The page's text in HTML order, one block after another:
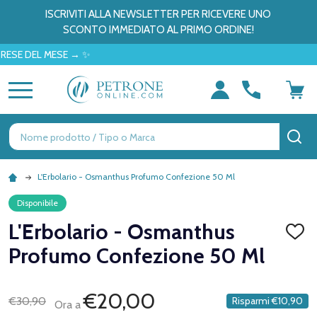
ISCRIVITI ALLA NEWSLETTER PER RICEVERE UNO
SCONTO IMMEDIATO AL PRIMO ORDINE!
MESE → ✨
Ricerca
L'Erbolario - Osmanthus Profumo Confezione 50 Ml
Disponibile
L'Erbolario - Osmanthus
Profumo Confezione 50 Ml
€30,90
Ora a€20,00 Risparmi €10,90